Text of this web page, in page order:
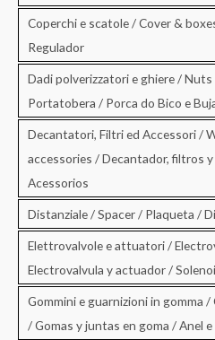
Coperchi e scatole / Cover &
Regulador
Dadi polverizzatori e ghiere /
Portatobera / Porca do Bico e
Decantatori, Filtri ed Accessori /
accessories / Decantador, filtros
Acessorios
Distanziale / Spacer / Plaqueta /
Elettrovalvole e attuatori /
Electrovalvula y actuador /
Gommini e guarnizioni in gomma
/ Gomas y juntas en goma / Anel